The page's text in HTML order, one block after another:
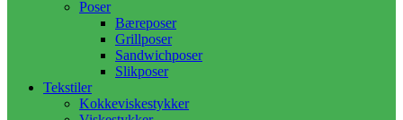
Poser
Bæreposer
Grillposer
Sandwichposer
Slikposer
Tekstiler
Kokkeviskestykker